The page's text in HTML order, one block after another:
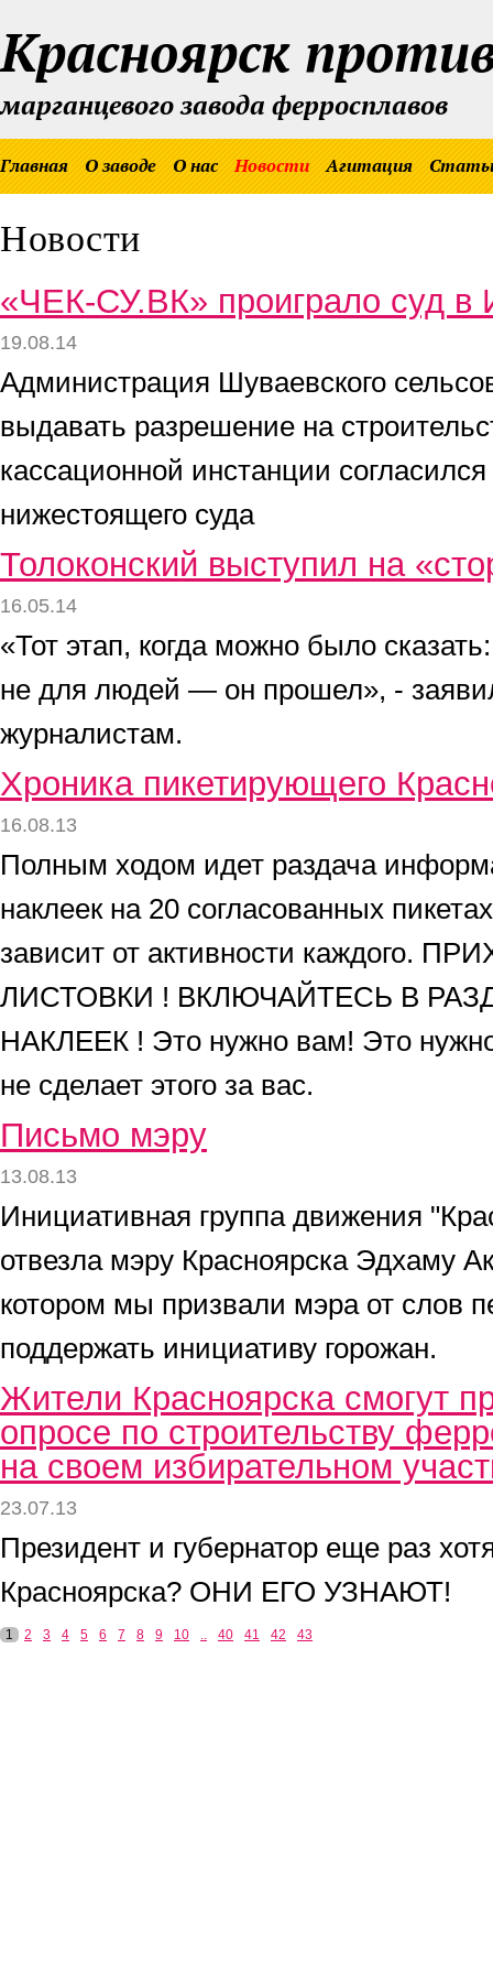
Красноярск
марганцевого завода ферросплавов
Главная О заводе О нас Новости Агитация
Новости
«ЧЕК-СУ.ВК» проиграло суд в
19.08.14
Администрация Шуваевского
выдавать разрешение на
кассационной инстанции
нижестоящего суда
Толоконский выступил на
16.05.14
«Тот этап, когда можно было
не для людей — он прошел», -
журналистам.
Хроника пикетирующего
16.08.13
Полным ходом идет раздача
наклеек на 20 согласованных
зависит от активности каждого.
ЛИСТОВКИ ! ВКЛЮЧАЙТЕСЬ В
НАКЛЕЕК ! Это нужно вам! Это
не сделает этого за вас.
Письмо мэру
13.08.13
Инициативная группа движения
отвезла мэру Красноярска Эдхаму
котором мы призвали мэра от слов
поддержать инициативу горожан.
Жители Красноярска смогут
опросе по строительству
на своем избирательном
23.07.13
Президент и губернатор еще раз
Красноярска? ОНИ ЕГО УЗНАЮТ!
1 2 3 4 5 6 7 8 9 10 .. 40 41 42 43